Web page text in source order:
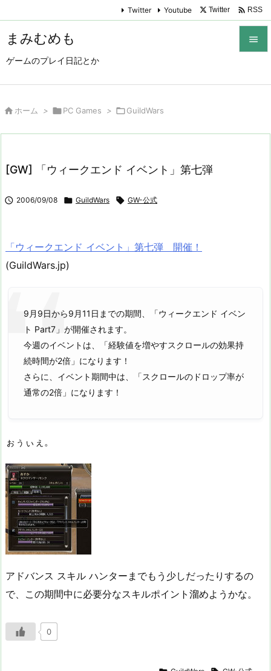
まみむめも
ゲームのプレイ日記とか

Twitter Youtube Twitter  RSS
 ホーム > PC Games > GuildWars
[GW] 「ウィークエンド イベント」第七弾
 2006/09/08  GuildWars  GW-公式
「ウィークエンド イベント」第七弾 開催！
(GuildWars.jp)
9月9日から9月11日までの期間、「ウィークエンド イベン
ト Part7」が開催されます。
今週のイベントは、「経験値を増やすスクロールの効果持
続時間が2倍」になります！
さらに、イベント期間中は、「スクロールのドロップ率が
通常の2倍」になります！
ぉぅぃぇ。
アドバンス スキル ハンターまでもう少しだったりするの
で、この期間中に必要分なスキルポイント溜めようかな。
0